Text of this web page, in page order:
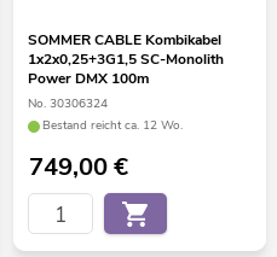
SOMMER CABLE Kombikabel
1x2x0,25+3G1,5 SC-Monolith
Power DMX 100m
No. 30306324
Bestand reicht ca. 12 Wo.
749,00€